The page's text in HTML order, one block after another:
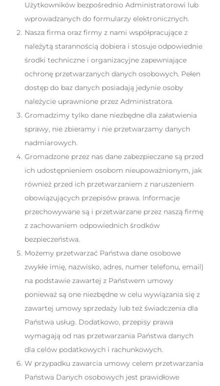
Użytkowników bezpośrednio Administratorowi lub
wprowadzanych do formularzy elektronicznych.
Nasza firma oraz firmy z nami współpracujące z
należytą starannością dobiera i stosuje odpowiednie
środki techniczne i organizacyjne zapewniające
ochronę przetwarzanych danych osobowych. Pełen
dostęp do baz danych posiadają jedynie osoby
należycie uprawnione przez Administratora.
Gromadzimy tylko dane niezbędne dla załatwienia
sprawy, nie zbieramy i nie przetwarzamy danych
nadmiarowych.
Gromadzone przez nas dane zabezpieczane są przed
ich udostępnieniem osobom nieupoważnionym, jak
również przed ich przetwarzaniem z naruszeniem
obowiązujących przepisów prawa. Informacje
przechowywane są i przetwarzane przez naszą firmę
z zachowaniem odpowiednich środków
bezpieczeństwa.
Możemy przetwarzać Państwa dane osobowe
zwykłe imię, nazwisko, adres, numer telefonu, email)
na podstawie zawartej z Państwem umowy
ponieważ są one niezbędne w celu wywiązania się z
zawartej umowy sprzedaży lub też świadczenia dla
Państwa usług. Dodatkowo, przepisy prawa
wymagają od nas przetwarzania Państwa danych
dla celów podatkowych i rachunkowych.
W przypadku zawarcia umowy celem przetwarzania
Państwa Danych osobowych jest prawidłowe